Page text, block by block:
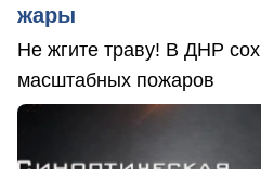
жары
Не жгите траву! В ДНР
масштабных пожаров